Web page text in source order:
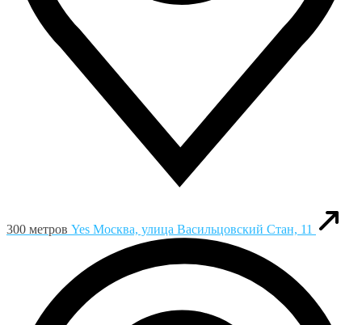
300 метров Yes Москва, улица Васильцовский Стан, 11